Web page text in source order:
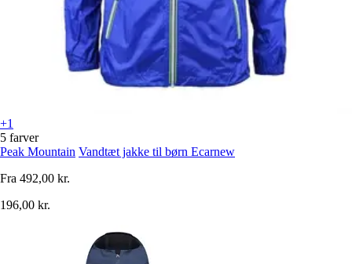
+1
5 farver
Peak Mountain Vandtæt jakke til børn Ecarnew
Fra 492,00 kr.
196,00 kr.